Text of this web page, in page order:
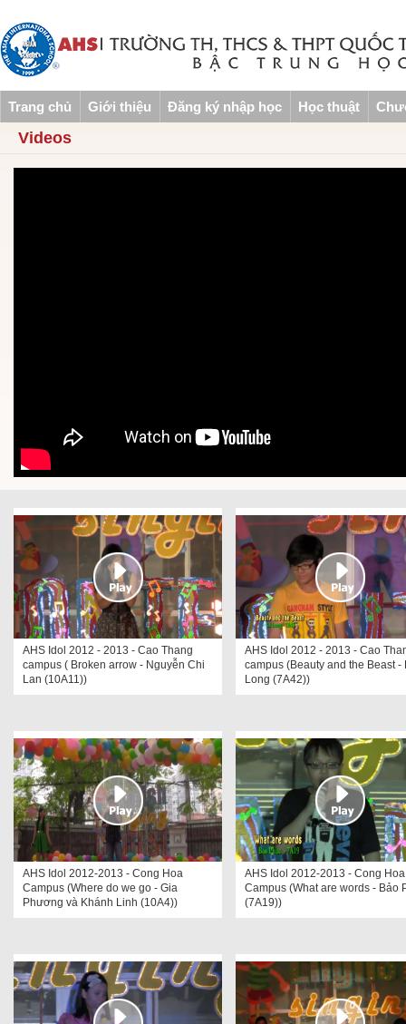
Trang chủ Giới thiệu Đăng ký nhập học Học thuật
Videos
AHS Idol 2012 - 2013 - Cao Thang
campus ( Broken arrow - Nguyễn Chi
Lan (10A11))
AHS Idol 2012 - 2013 - Cao
campus (Beauty and the Beast -
Long (7A42))
AHS Idol 2012-2013 - Cong Hoa
Campus (Where do we go - Gia
Phương và Khánh Linh (10A4))
AHS Idol 2012-2013 - Cong Hoa
Campus (What are words - Bảo
(7A19))